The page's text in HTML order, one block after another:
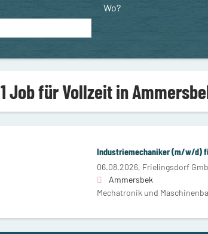
Wo?
1 Job für Vollzeit in
Industriemechaniker (m/w/d)
06.08.2026, Frielingsdorf
Ammersbek
Mechatronik und